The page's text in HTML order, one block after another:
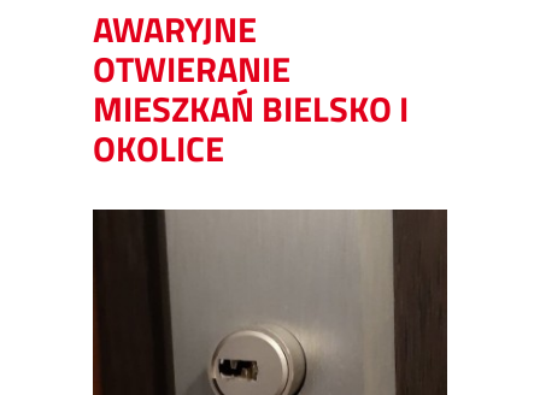
AWARYJNE
OTWIERANIE
MIESZKAŃ BIELSKO I
OKOLICE